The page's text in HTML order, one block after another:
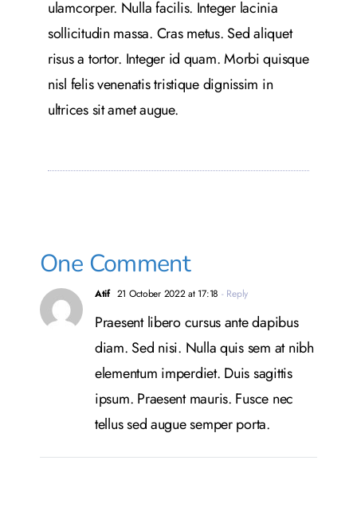
ulamcorper. Nulla facilis. Integer lacinia
sollicitudin massa. Cras metus. Sed aliquet
risus a tortor. Integer id quam. Morbi quisque
nisl felis venenatis tristique dignissim in
ultrices sit amet augue.
One Comment
Atif 21 October 2022 at 17:18 - Reply
Praesent libero cursus ante dapibus
diam. Sed nisi. Nulla quis sem at nibh
elementum imperdiet. Duis sagittis
ipsum. Praesent mauris. Fusce nec
tellus sed augue semper porta.